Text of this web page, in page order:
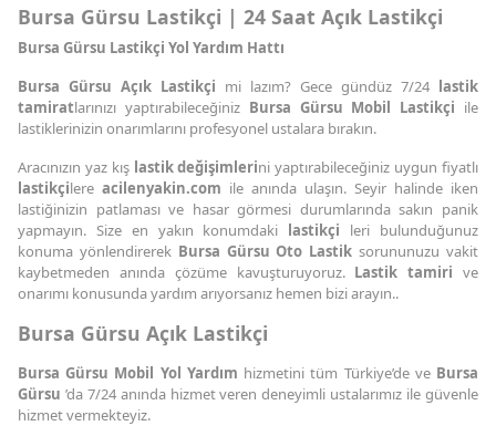
Bursa Gürsu Lastikçi | 24 Saat Açık Lastikçi
Bursa Gürsu Lastikçi Yol Yardım Hattı
Bursa Gürsu Açık Lastikçi mi lazım? Gece gündüz 7/24 lastik
tamiratlarınızı yaptırabileceğiniz Bursa Gürsu Mobil Lastikçi ile
lastiklerinizin onarımlarını profesyonel ustalara bırakın.
Aracınızın yaz kış lastik değişimlerini yaptırabileceğiniz uygun fiyatlı
lastikçilere acilenyakin.com ile anında ulaşın. Seyir halinde iken
lastiğinizin patlaması ve hasar görmesi durumlarında sakın panik
yapmayın. Size en yakın konumdaki lastikçi leri bulunduğunuz
konuma yönlendirerek Bursa Gürsu Oto Lastik sorununuzu vakit
kaybetmeden anında çözüme kavuşturuyoruz. Lastik tamiri ve
onarımı konusunda yardım arıyorsanız hemen bizi arayın..
Bursa Gürsu Açık Lastikçi
Bursa Gürsu Mobil Yol Yardım hizmetini tüm Türkiye’de ve Bursa
Gürsu ’da 7/24 anında hizmet veren deneyimli ustalarımız ile güvenle
hizmet vermekteyiz.